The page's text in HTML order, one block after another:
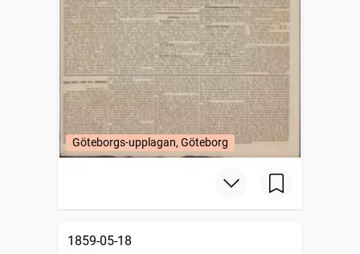
Göteborgs-upplagan, Göteborg
1859-05-18